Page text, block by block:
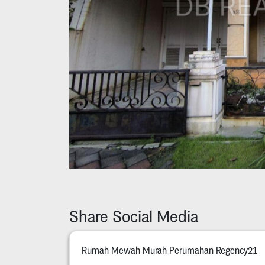
Share Social Media
Rumah Mewah Murah Perumahan Regency21